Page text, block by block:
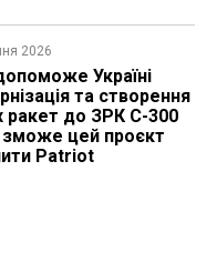
2026
Україні
та створення
ракет до ЗРК С-300
зможе цей проєкт
Patriot